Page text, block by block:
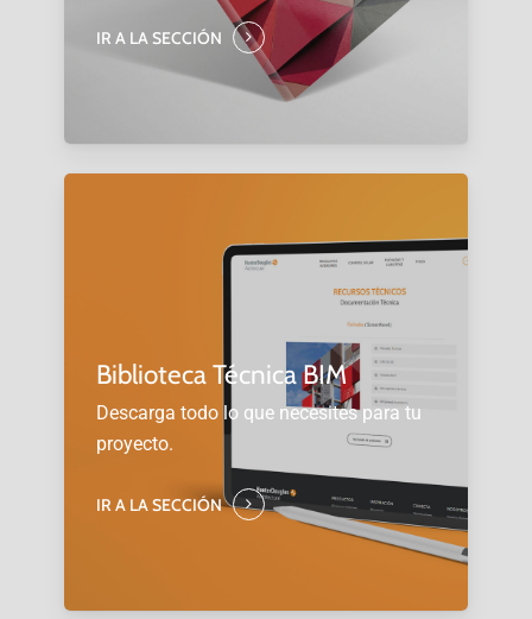
IR A LA SECCIÓN
Biblioteca Técnica BIM
Descarga todo lo que necesites para tu
proyecto.
IR A LA SECCIÓN